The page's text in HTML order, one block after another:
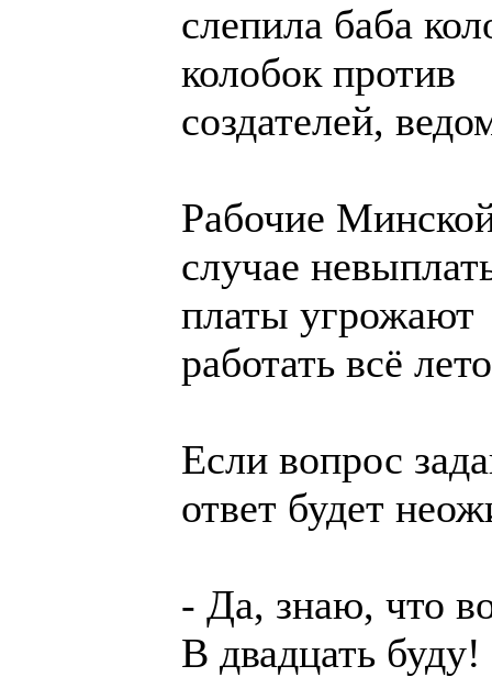
слепила баба
колобок против
создателей,
Рабочие
случае
платы угрожают
работать всё
Если вопрос
ответ будет
- Да, знаю, что
В двадцать буду!